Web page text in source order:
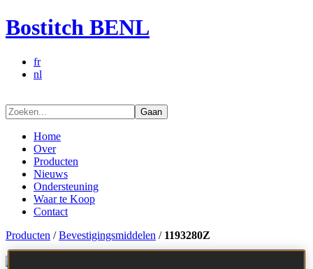
Bostitch BENL
fr
nl
Gaan
Home
Over
Producten
Nieuws
Ondersteuning
Waar te Koop
Contact
Producten /Bevestigingsmiddelen / 1193280Z